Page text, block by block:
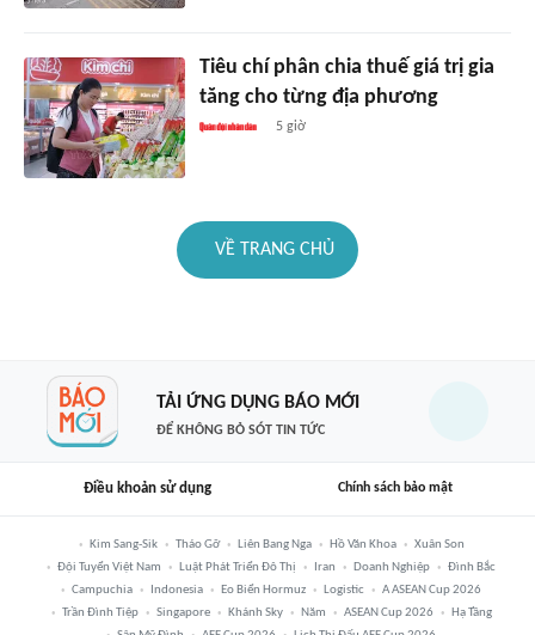
Tiêu chí phân chia thuế giá trị gia
tăng cho từng địa phương
5 giờ
VỀ TRANG CHỦ
TẢI ỨNG DỤNG BÁO MỚI
ĐỂ KHÔNG BỎ SÓT TIN TỨC
Điều khoản sử dụng Chính sách bảo mật
Kim Sang-Sik Tháo Gỡ Liên Bang Nga Hồ Văn Khoa
Xuân Son
Đội Tuyển Việt Nam
Luật Phát Triển Đô Thị Iran Doanh Nghiệp
Đình Bắc
Campuchia
Indonesia Eo Biển Hormuz Logistic
A ASEAN Cup 2026
Trần Đình Tiệp
Singapore Khánh Sky Năm ASEAN Cup 2026
Hạ Tầng